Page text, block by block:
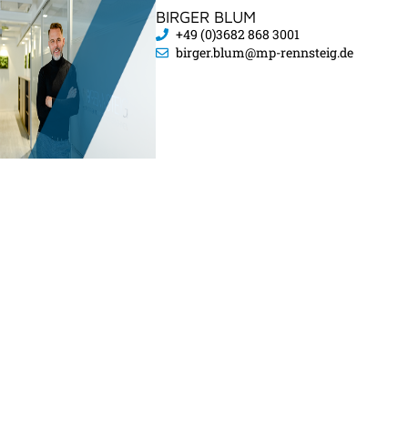
BIRGER BLUM
+49 (0)3682 868 3001
birger.blum@mp-rennsteig.de